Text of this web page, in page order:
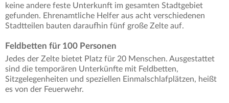
keine andere feste Unterkunft im gesamten Stadtgebiet
gefunden. Ehrenamtliche Helfer aus acht verschiedenen
Stadtteilen bauten daraufhin fünf große Zelte auf.
Feldbetten für 100 Personen
Jedes der Zelte bietet Platz für 20 Menschen. Ausgestattet
sind die temporären Unterkünfte mit Feldbetten,
Sitzgelegenheiten und speziellen Einmalschlafplätzen, heißt
es von der Feuerwehr.